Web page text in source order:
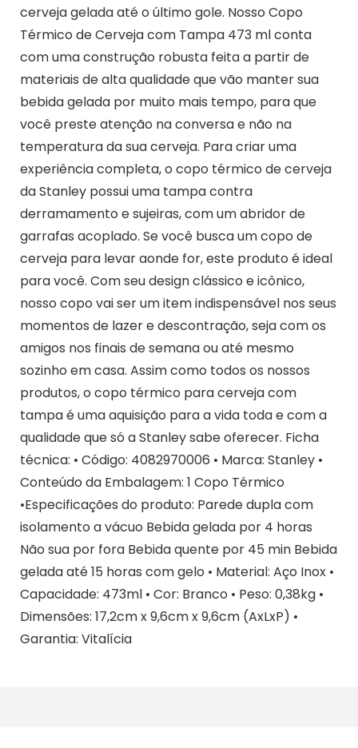
cerveja gelada até o último gole. Nosso Copo
Térmico de Cerveja com Tampa 473 ml conta
com uma construção robusta feita a partir de
materiais de alta qualidade que vão manter sua
bebida gelada por muito mais tempo, para que
você preste atenção na conversa e não na
temperatura da sua cerveja. Para criar uma
experiência completa, o copo térmico de cerveja
da Stanley possui uma tampa contra
derramamento e sujeiras, com um abridor de
garrafas acoplado. Se você busca um copo de
cerveja para levar aonde for, este produto é ideal
para você. Com seu design clássico e icônico,
nosso copo vai ser um item indispensável nos seus
momentos de lazer e descontração, seja com os
amigos nos finais de semana ou até mesmo
sozinho em casa. Assim como todos os nossos
produtos, o copo térmico para cerveja com
tampa é uma aquisição para a vida toda e com a
qualidade que só a Stanley sabe oferecer. Ficha
técnica: • Código: 4082970006 • Marca: Stanley •
Conteúdo da Embalagem: 1 Copo Térmico
•Especificações do produto: Parede dupla com
isolamento a vácuo Bebida gelada por 4 horas
Não sua por fora Bebida quente por 45 min Bebida
gelada até 15 horas com gelo • Material: Aço Inox •
Capacidade: 473ml • Cor: Branco • Peso: 0,38kg •
Dimensões: 17,2cm x 9,6cm x 9,6cm (AxLxP) •
Garantia: Vitalícia